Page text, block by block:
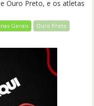
Ouro Preto, e os atletas
Gerais Ouro Preto